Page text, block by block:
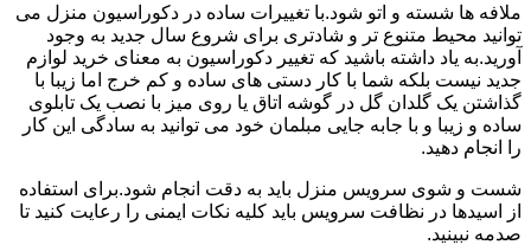
ملافه ها شسته و اتو شود.با تغییرات ساده در دکوراسیون منزل می
توانید محیط متنوع تر و شادتری برای شروع سال جدید به وجود
آورید.به یاد داشته باشید که تغییر دکوراسیون به معنای خرید لوازم
جدید نیست بلکه شما با کار دستی های ساده و کم خرج اما زیبا با
گذاشتن یک گلدان گل در گوشه اتاق یا روی میز با نصب یک تابلوی
ساده و زیبا و با جابه جایی مبلمان خود می توانید به سادگی این کار
را انجام دهید.
شست و شوی سرویس منزل باید به دقت انجام شود.برای استفاده
از اسیدها در نظافت سرویس باید کلیه نکات ایمنی را رعایت کنید تا
صدمه نبینید.